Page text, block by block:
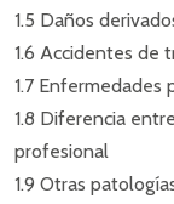
1.5 Daños
1.6 Accidentes de
1.7 Enfermedades
1.8 Diferencia
profesional
1.9 Otras
SÉ EL
CALIDAD